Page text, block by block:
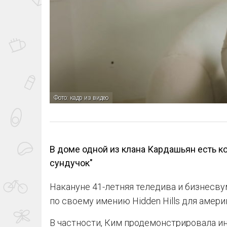
Фото: кадр из видео
В доме одной из клана Кардашьян есть
сундучок"
Накануне 41-летняя теледива и
по своему имению Hidden Hills для
В частности, Ким продемонстрировала